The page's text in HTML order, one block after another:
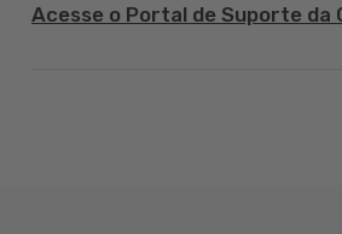
Acesse o Portal de Suporte da